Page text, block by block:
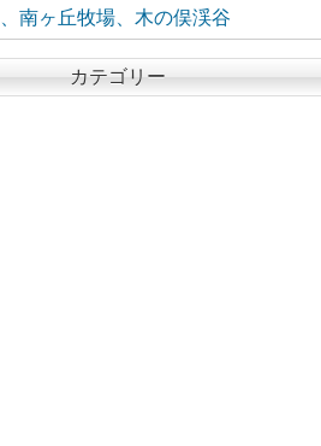
南ヶ丘牧場、木の俣渓谷
カテゴリー